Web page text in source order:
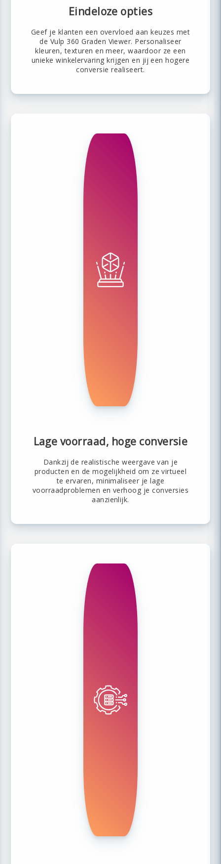
Eindeloze opties
Geef je klanten een overvloed aan keuzes met
de Vulp 360 Graden Viewer. Personaliseer
kleuren, texturen en meer, waardoor ze een
unieke winkelervaring krijgen en jij een hogere
conversie realiseert.
Lage voorraad, hoge conversie
Dankzij de realistische weergave van je
producten en de mogelijkheid om ze virtueel
te ervaren, minimaliseer je lage
voorraadproblemen en verhoog je conversies
aanzienlijk.